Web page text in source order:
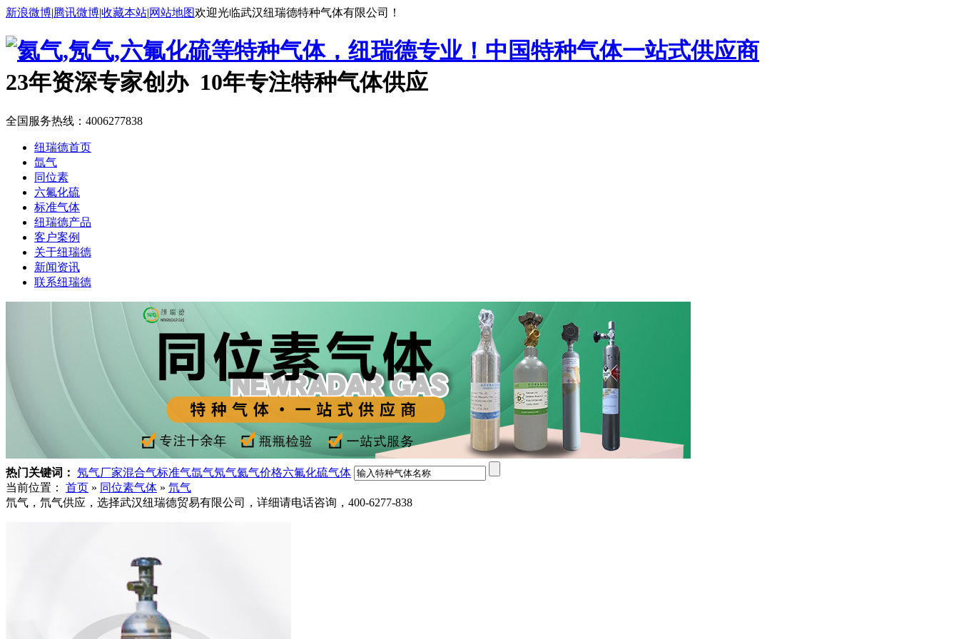
新浪微博|腾讯微博|收藏本站|网站地图欢迎光临武汉纽瑞德特种气体有限公司！
中国特种气体一站式供应商
23年资深专家创办 10年专注特种气体供应
全国服务热线： 4006277838
纽瑞德首页
氙气
同位素
六氟化硫
标准气体
纽瑞德产品
客户案例
关于纽瑞德
新闻资讯
联系纽瑞德
热门关键词： 氖气厂家混合气标准气氙气氖气氦气价格六氟化硫气体
当前位置：
首页 » 同位素气体 » 氘气
氘气，氘气供应，选择武汉纽瑞德贸易有限公司，详细请电话咨询，400-6277-838